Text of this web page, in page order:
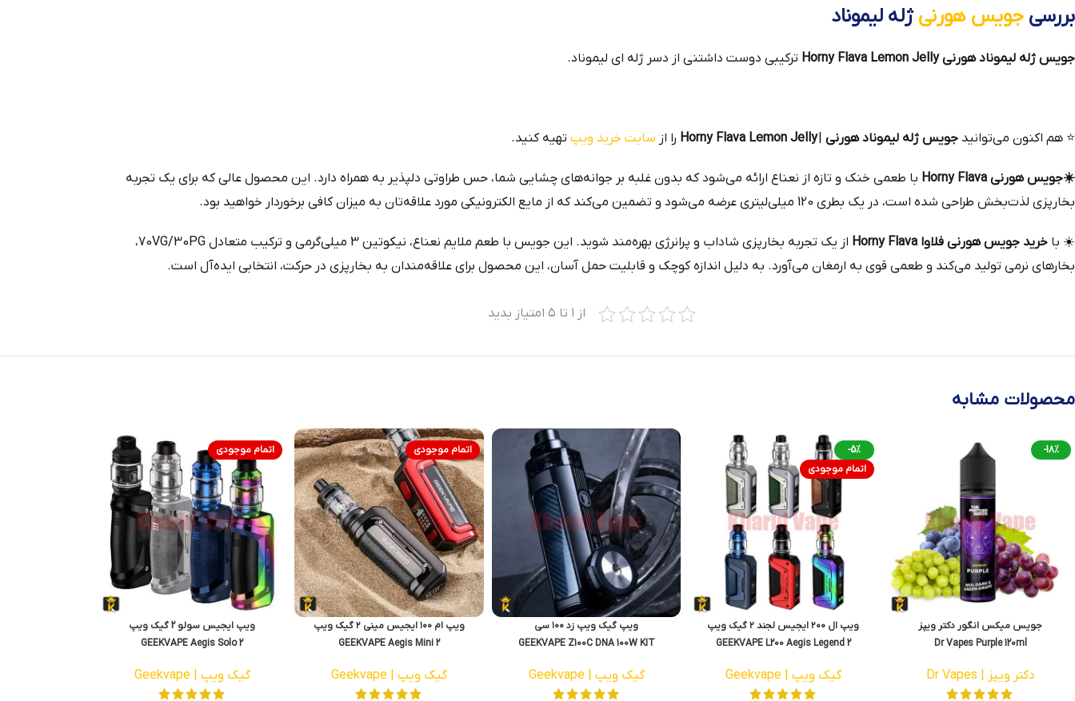
بررسی جویس هورنی ژله لیموناد
جویس ژله لیموناد هورنی Horny Flava Lemon Jelly ترکیبی دوست داشتنی از دسر ژله ای لیموناد.
⭐ هم‌ اکنون می‌توانید جویس ژله لیموناد هورنی |
Horny Flava Lemon Jelly را از سایت خرید ویپ تهیه کنید.
☀️جویس هورنی Horny Flava
با طعمی خنک و تازه از نعناع ارائه می‌شود که بدون غلبه بر جوانه‌های چشایی شما، حس طراوتی دلپذیر به همراه دارد. این محصول عالی که برای یک تجربه
بخارپزی لذت‌بخش طراحی شده است، در یک بطری 120 میلی‌لیتری عرضه می‌شود و تضمین می‌کند که از مایع الکترونیکی مورد علاقه‌تان به میزان کافی برخوردار خواهید بود.
☀️ با خرید جویس هورنی فلاوا Horny Flava
از یک تجربه بخارپزی شاداب و پرانرژی بهره‌مند شوید. این جویس با طعم ملایم نعناع، ​​نیکوتین 3 میلی‌گرمی و ترکیب متعادل 70VG/30PG،
بخارهای نرمی تولید می‌کند و طعمی قوی به ارمغان می‌آورد. به دلیل اندازه کوچک و قابلیت حمل آسان، این محصول برای علاقه‌مندان به بخارپزی در حرکت، انتخابی ایده‌آل است.
از ۱ تا ۵ امتیاز بدید
محصولات مشابه
-18%
جویس میکس انگور دکتر ویپز
Dr Vapes Purple 120ml
دکتر ویپز | Dr Vapes
-5%
اتمام موجودی
ویپ ال ۲۰۰ ایجیس لجند ۲ گیک ویپ
GEEKVAPE L200 Aegis Legend 2
گیک ویپ | Geekvape
ویپ گیک ویپ زد ۱۰۰ سی
GEEKVAPE Z100C DNA 100W KIT
گیک ویپ | Geekvape
اتمام موجودی
ویپ ام ۱۰۰ ایجیس مینی ۲ گیک ویپ
GEEKVAPE Aegis Mini 2
گیک ویپ | Geekvape
اتمام موجودی
ویپ ایجیس سولو 2 گیک ویپ
GEEKVAPE Aegis Solo 2
گیک ویپ | Geekvape